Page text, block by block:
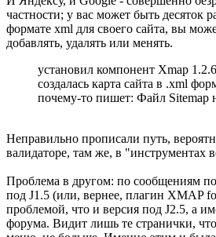
частности; у вас может быть десяток
формате xml для своего сайта, вы
добавлять, удалять или менять.
установил компонент Xmap
создалась карта сайта в .xml
почему-то пишет: Файл Sitemap
Неправильно прописали путь,
валидаторе, там же, в "инструментах
Проблема в другом: по сообщениям
под J1.5 (или, вернее, плагин XMAP
проблемой, что и версия под J2.5, а
форума. Видит лишь те странички,